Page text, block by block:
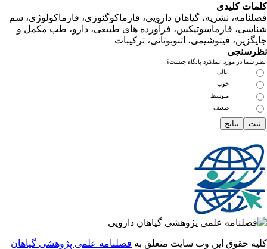
کلیدی
نشریه، گیاهان دارویی، فارماکوگنوزی، فارماکولوژی، سم
فارماسوتیکس، فرآورده های طبیعی، دارو، طب مکمل و
فیتوشیمی، اتنوبوتانی، ترکیبات
در مورد عملکرد پایگاه چیست؟
متوسط
ضعیف
حقوق این وب سایت متعلق بهفصلنامه علمی پژوهشی گیاهان